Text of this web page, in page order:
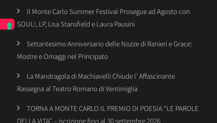
Il Monte Carlo Summer Festival Prosegue ad Agosto con
SOUL!, LP, Lisa Stansfield e Laura Pausini
Settantesimo Anniversario delle Nozze di Ranieri e Grace:
Mostre e Omaggi nel Principato
La Mandragola di Machiavelli Chiude l’ Affascinante
Rassegna al Teatro Romano di Ventimiglia
TORNA A MONTE CARLO IL PREMIO DI POESIA “LE PAROLE
DELLA VITA” – iscrizione fino al 30 settembre 2026